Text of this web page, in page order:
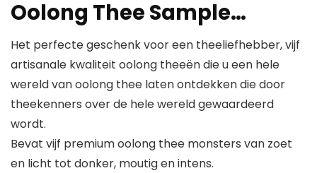
Oolong Thee Sample…
Het perfecte geschenk voor een theeliefhebber, vijf
artisanale kwaliteit oolong theeën die u een hele
wereld van oolong thee laten ontdekken die door
theekenners over de hele wereld gewaardeerd
wordt.
Bevat vijf premium oolong thee monsters van zoet
en licht tot donker, moutig en intens.